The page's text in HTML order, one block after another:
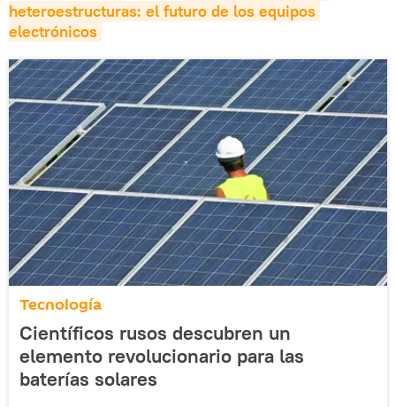
heteroestructuras: el futuro de los equipos
electrónicos
Tecnología
Científicos rusos descubren un
elemento revolucionario para las
baterías solares